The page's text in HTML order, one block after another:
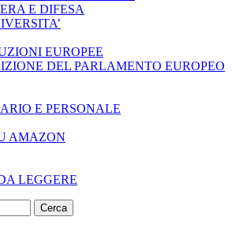
E DIFESA
EUROPEE
DEL PARLAMENTO EUROPEO
E PERSONALE
AMAZON
LEGGERE